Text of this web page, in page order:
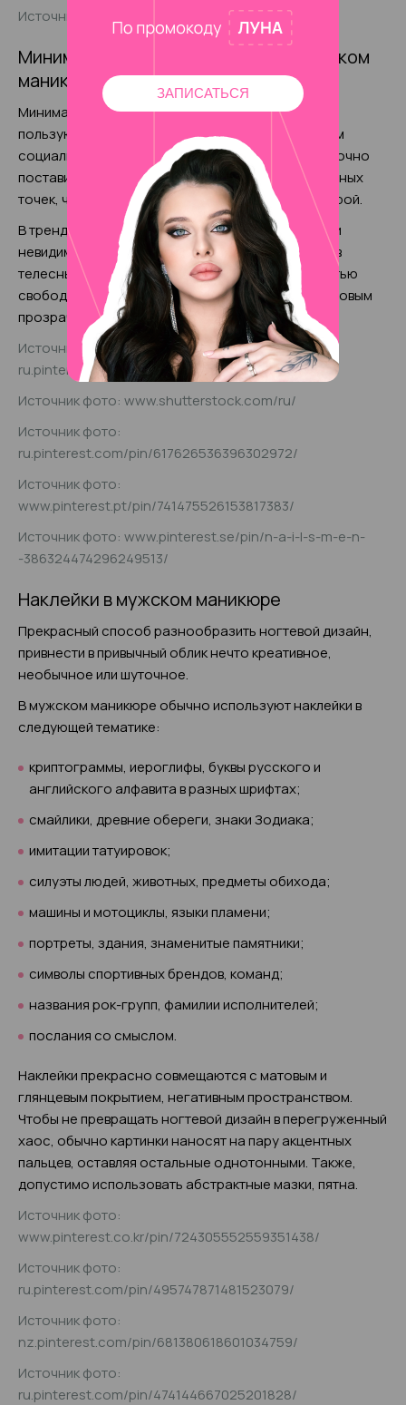
Источник фото: www.shutterstock.com/ru/
Минималистические картинки в мужском
маникюре - тренд 2025 года
Минимализм – универсальный стиль, которым
пользуются мужчины в любом возрасте, с разным
социальным положением и увлечениями. Достаточно
поставить несколько небольших темных или цветных
точек, чтоб добавить маникюру особенный настрой.
В тренде геометрия, выполненная тонкими, почти
невидимыми штрихами, а также скромный френч в
телесных оттенках. Или можно оставить полностью
свободное пространство под глянцевым или матовым
прозрачным покрытием.
Источник фото:
ru.pinterest.com/pin/425942077251982837/
Источник фото: www.shutterstock.com/ru/
Источник фото:
ru.pinterest.com/pin/617626536396302972/
Источник фото:
www.pinterest.pt/pin/741475526153817383/
Источник фото: www.pinterest.se/pin/n-a-i-l-s-m-e-n-
-386324474296249513/
Наклейки в мужском маникюре
Прекрасный способ разнообразить ногтевой дизайн,
привнести в привычный облик нечто креативное,
необычное или шуточное.
В мужском маникюре обычно используют наклейки в
следующей тематике:
криптограммы, иероглифы, буквы русского и
английского алфавита в разных шрифтах;
смайлики, древние обереги, знаки Зодиака;
имитации татуировок;
силуэты людей, животных, предметы обихода;
машины и мотоциклы, языки пламени;
портреты, здания, знаменитые памятники;
символы спортивных брендов, команд;
названия рок-групп, фамилии исполнителей;
послания со смыслом.
Наклейки прекрасно совмещаются с матовым и
глянцевым покрытием, негативным пространством.
Чтобы не превращать ногтевой дизайн в перегруженный
хаос, обычно картинки наносят на пару акцентных
пальцев, оставляя остальные однотонными. Также,
допустимо использовать абстрактные мазки, пятна.
Источник фото:
www.pinterest.co.kr/pin/724305552559351438/
Источник фото:
ru.pinterest.com/pin/495747871481523079/
Источник фото:
nz.pinterest.com/pin/681380618601034759/
Источник фото:
ru.pinterest.com/pin/474144667025201828/
ЗАПИСАТЬСЯ